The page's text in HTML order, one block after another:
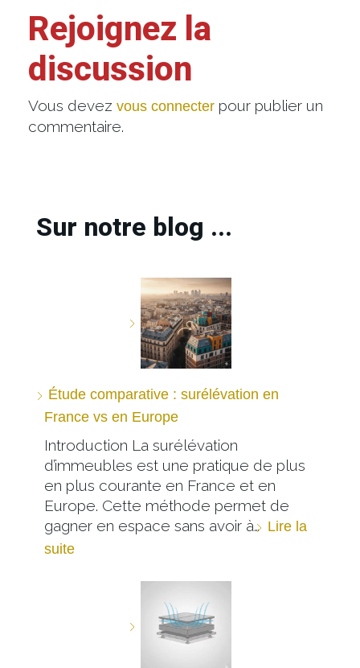
Rejoignez la
discussion
Vous devez vous connecter pour publier un
commentaire.
Sur notre blog ...
Étude comparative : surélévation en
France vs en Europe
Introduction La surélévation
d’immeubles est une pratique de plus
en plus courante en France et en
Europe. Cette méthode permet de
gagner en espace sans avoir à… Lire la
suite